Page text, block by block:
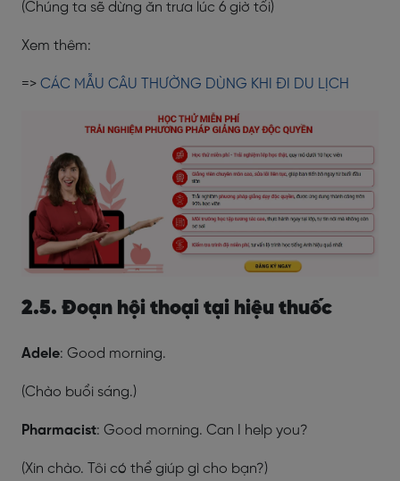
(Chúng ta sẽ dừng ăn trưa lúc 6 giờ tối)
Xem thêm:
=> CÁC MẪU CÂU THƯỜNG DÙNG KHI ĐI DU LỊCH
2.5. Đoạn hội thoại tại hiệu thuốc
Adele: Good morning.
(Chào buổi sáng.)
Pharmacist: Good morning. Can I help you?
(Xin chào. Tôi có thể giúp gì cho bạn?)